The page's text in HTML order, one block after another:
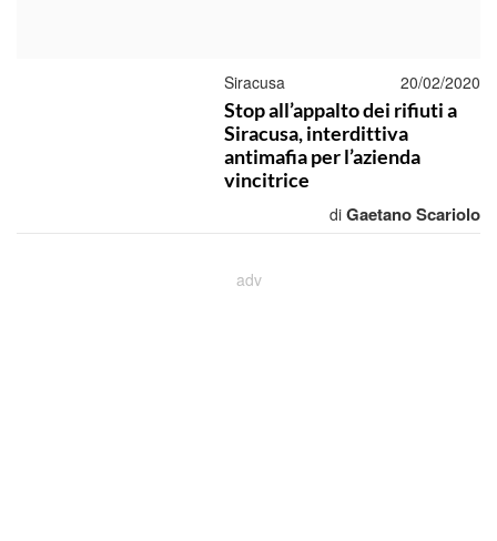
Siracusa 20/02/2020
Stop all’appalto dei rifiuti a
Siracusa, interdittiva
antimafia per l’azienda
vincitrice
di Gaetano Scariolo